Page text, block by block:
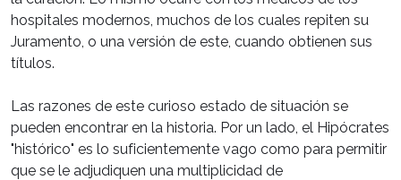
hospitales modernos, muchos de los cuales repiten su
Juramento, o una versión de este, cuando obtienen sus
títulos.
Las razones de este curioso estado de situación se
pueden encontrar en la historia. Por un lado, el Hipócrates
"histórico" es lo suficientemente vago como para permitir
que se le adjudiquen una multiplicidad de